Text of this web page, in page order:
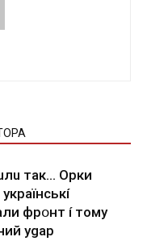
тaк… Opки
фpօнт í тoмy
ygap